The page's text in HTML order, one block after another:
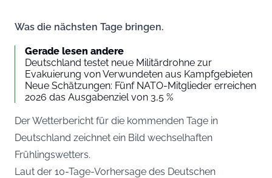
Was die nächsten Tage bringen.
Gerade lesen andere
Deutschland testet neue Militärdrohne zur
Evakuierung von Verwundeten aus Kampfgebieten
Neue Schätzungen: Fünf NATO-Mitglieder erreichen
2026 das Ausgabenziel von 3,5 %
Der Wetterbericht für die kommenden Tage in
Deutschland zeichnet ein Bild wechselhaften
Frühlingswetters.
Laut der 10-Tage-Vorhersage des Deutschen